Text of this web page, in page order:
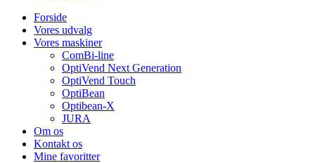
Forside
Vores udvalg
Vores maskiner
ComBi-line
OptiVend Next Generation
OptiVend Touch
OptiBean
Optibean-X
JURA
Om os
Kontakt os
Mine favoritter